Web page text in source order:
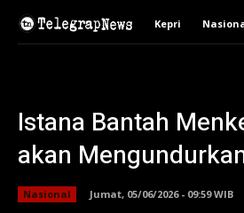
Kepri
Istana Bantah
akan
Nasional Jumat, 05/06/2026 - 09:59 WIB